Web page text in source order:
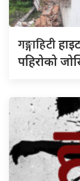
गङ्गाहिटी
पहिरोको